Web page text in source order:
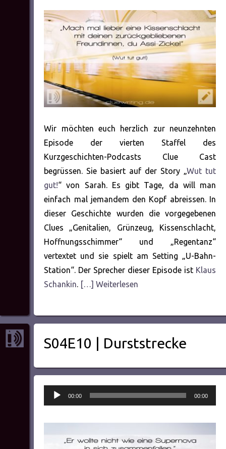
Wir möchten euch herzlich zur neunzehnten
Episode der vierten Staffel des
Kurzgeschichten-Podcasts Clue Cast
begrüssen. Sie basiert auf der Story „Wut tut
gut!“ von Sarah. Es gibt Tage, da will man
einfach mal jemandem den Kopf abreissen. In
dieser Geschichte wurden die vorgegebenen
Clues „Genitalien, Grünzeug, Kissenschlacht,
Hoffnungsschimmer“ und „Regentanz“
vertextet und sie spielt am Setting „U-Bahn-
Station“. Der Sprecher dieser Episode ist Klaus
Schankin
[…] Weiterlesen
S04E10 | Durststrecke
Audio-
Player
00:00 00:00